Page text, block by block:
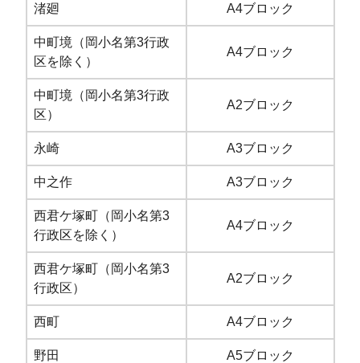
渚廻 A4ブロック
中町境（岡小名第3行政
区を除く）
A4ブロック
中町境（岡小名第3行政
区）
A2ブロック
永崎 A3ブロック
中之作 A3ブロック
西君ケ塚町（岡小名第3
行政区を除く）
A4ブロック
西君ケ塚町（岡小名第3
行政区）
A2ブロック
西町 A4ブロック
野田 A5ブロック